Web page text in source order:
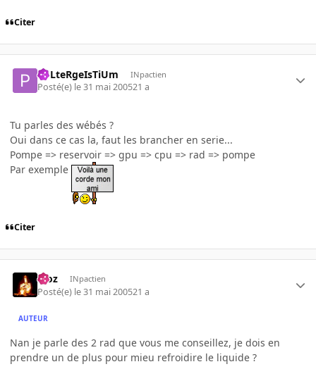
Citer
PoLteRgeIsTiUm INpactien
Posté(e) le 31 mai 200521 a
Tu parles des wébés ?
Oui dans ce cas la, faut les brancher en serie...
Pompe => reservoir => gpu => cpu => rad => pompe
Par exemple
Citer
Moz INpactien
Posté(e) le 31 mai 200521 a
AUTEUR
Nan je parle des 2 rad que vous me conseillez, je dois en
prendre un de plus pour mieu refroidire le liquide ?